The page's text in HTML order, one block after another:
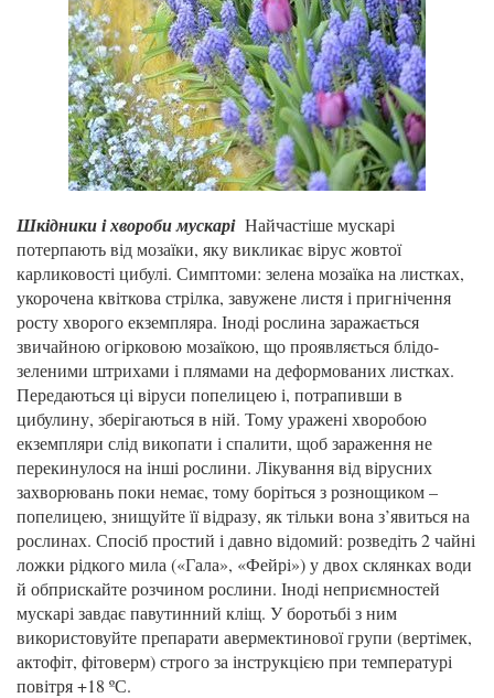
Шкідники і хвороби мускаріНайчастіше мускарі
потерпають від мозаїки, яку викликає вірус жовтої
карликовості цибулі. Симптоми: зелена мозаїка на листках,
укорочена квіткова стрілка, завужене листя і пригнічення
росту хворого екземпляра. Іноді рослина заражається
звичайною огірковою мозаїкою, що проявляється блідо-
зеленими штрихами і плямами на деформованих листках.
Передаються ці віруси попелицею і, потрапивши в
цибулину, зберігаються в ній. Тому уражені хворобою
екземпляри слід викопати і спалити, щоб зараження не
перекинулося на інші рослини. Лікування від вірусних
захворювань поки немає, тому боріться з рознощиком –
попелицею, знищуйте її відразу, як тільки вона з’явиться на
рослинах. Спосіб простий і давно відомий: розведіть 2 чайні
ложки рідкого мила («Гала», «Фейрі») у двох склянках води
й обприскайте розчином рослини. Іноді неприємностей
мускарі завдає павутинний кліщ. У боротьбі з ним
використовуйте препарати авермектинової групи (вертімек,
актофіт, фітоверм) строго за інструкцією при температурі
повітря +18 ºС.